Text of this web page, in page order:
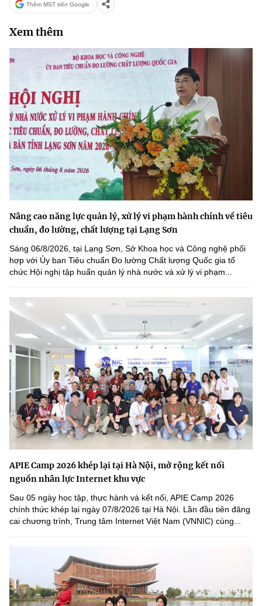
Thêm MST trên Google
Xem thêm
Nâng cao năng lực quản lý, xử lý vi phạm hành chính về tiêu
chuẩn, đo lường, chất lượng tại Lạng Sơn
Sáng 06/8/2026, tại Lạng Sơn, Sở Khoa học và Công nghệ phối
hợp với Ủy ban Tiêu chuẩn Đo lường Chất lượng Quốc gia tổ
chức Hội nghị tập huấn quản lý nhà nước và xử lý vi phạm...
APIE Camp 2026 khép lại tại Hà Nội, mở rộng kết nối
nguồn nhân lực Internet khu vực
Sau 05 ngày học tập, thực hành và kết nối, APIE Camp 2026
chính thức khép lại ngày 07/8/2026 tại Hà Nội. Lần đầu tiên đăng
cai chương trình, Trung tâm Internet Việt Nam (VNNIC) cùng...